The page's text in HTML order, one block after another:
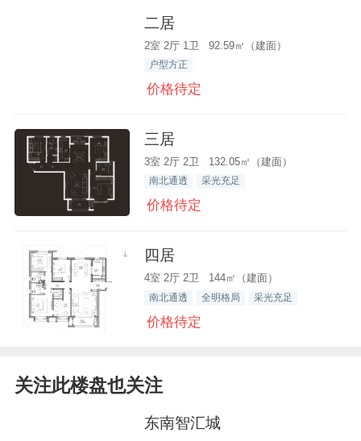
二居
2室 2厅 1卫 92.59㎡（建面）
户型方正
价格待定
三居
3室 2厅 2卫 132.05㎡（建面）
南北通透 采光充足
价格待定
四居
4室 2厅 2卫 144㎡（建面）
南北通透 全明格局 采光充足
价格待定
关注此楼盘也关注
东南智汇城